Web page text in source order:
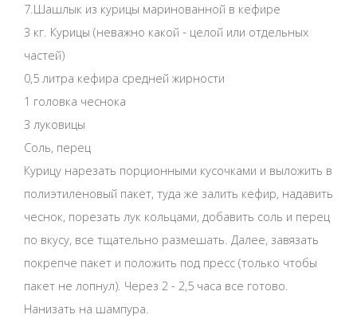
7.Шашлык из курицы маринованной в кефире
3 кг. Курицы (неважно какой - целой или отдельных
частей)
0,5 литра кефира средней жирности
1 головка чеснока
3 луковицы
Соль, перец
Курицу нарезать порционными кусочками и выложить в
полиэтиленовый пакет, туда же залить кефир, надавить
чеснок, порезать лук кольцами, добавить соль и перец
по вкусу, все тщательно размешать. Далее, завязать
покрепче пакет и положить под пресс (только чтобы
пакет не лопнул). Через 2 - 2,5 часа все готово.
Нанизать на шампура.